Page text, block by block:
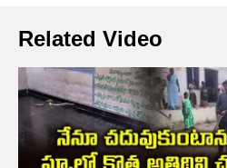
Related Video